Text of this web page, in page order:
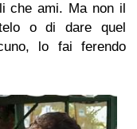
che ami. Ma non il
o di dare quel
lo fai ferendo